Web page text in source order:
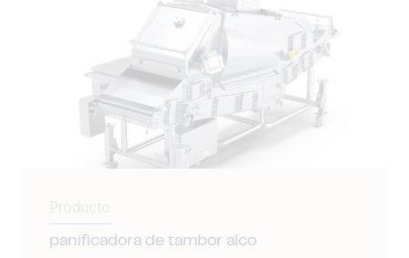
Producto
panificadora de tambor alco